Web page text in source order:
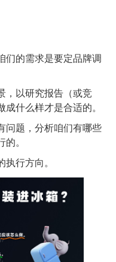
们的需求是要定品牌调
，以研究报告（或竞
什么样才是合适的。
问题，分析咱们有哪些
。
行方向。